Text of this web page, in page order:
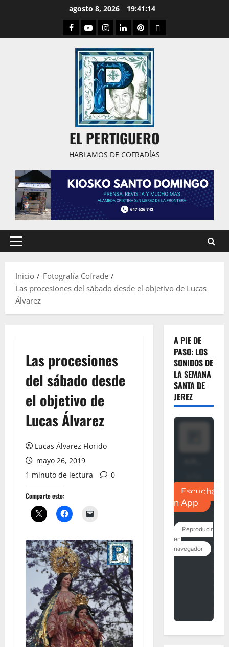
agosto 8, 2026 19:41:15
Facebook
YoutubeInstagram
LinkedPinterestDribbble
EL PERTIGUERO
HABLAMOS DE COFRADÍAS
Menú
Inicio
Fotografía Cofrade
Las procesiones del sábado desde el objetivo de Lucas
Álvarez
Las procesiones
del sábado desde
el objetivo de
Lucas Álvarez
Lucas Álvarez Florido
mayo 26, 2019
1 minuto de lectura
0
Comparte esto:
A PIE DE
PASO: LOS
SONIDOS DE
LA SEMANA
SANTA DE
JEREZ